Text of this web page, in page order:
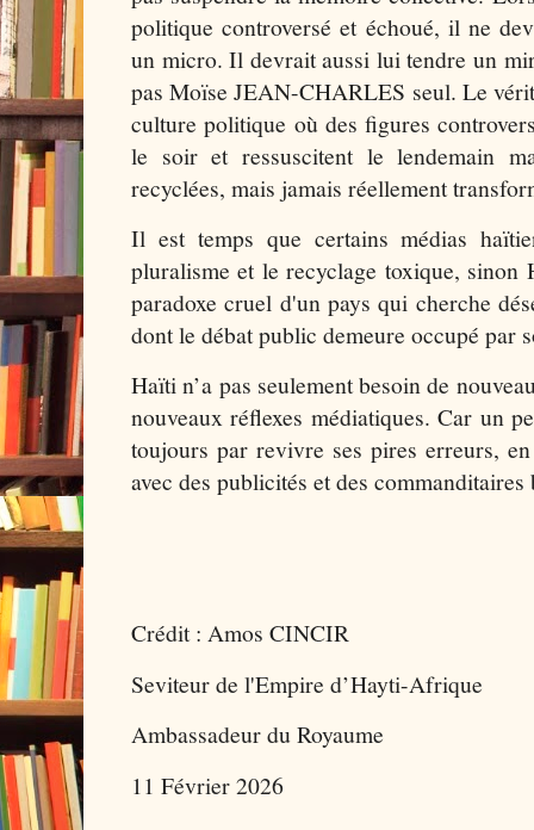
politique controversé et échoué, il ne
un micro. Il devrait aussi lui tendre un
pas Moïse JEAN-CHARLES seul. Le
culture politique où des figures
le soir et ressuscitent le lendemain
recyclées, mais jamais réellement
Il est temps que certains médias
pluralisme et le recyclage toxique, sinon
paradoxe cruel d'un pays qui cherche
dont le débat public demeure occupé par
Haïti n’a pas seulement besoin de
nouveaux réflexes médiatiques. Car un
toujours par revivre ses pires erreurs,
avec des publicités et des
Crédit : Amos CINCIR
Seviteur de l'Empire d’Hayti-Afrique
Ambassadeur du Royaume
11 Février 2026